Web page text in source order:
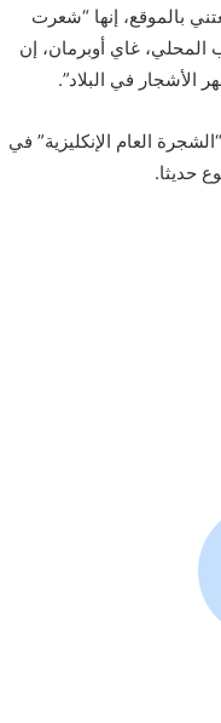
بالموقع، إنها “شعرت
المحلي، غاي أوبرمان، إن
في البلاد”.
العام الإنكليزية” في